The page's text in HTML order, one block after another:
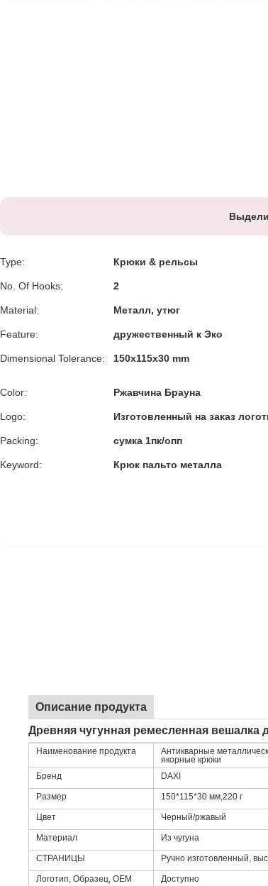
Type: Крюки & рельсы
No. Of Hooks: 2
Material: Металл, утюг
Feature: дружественный к Эко
Dimensional Tolerance: 150x115x30 mm
Color: Ржавчина Брауна
Logo: Изготовленный на заказ
Packing: сумка 1пк/опп
Keyword: Крюк пальто металла
Описание продукта
Древняя чугунная ремесленная
Наименование продукта
Антикварные
якорные крюки
Бренд
DAXI
Размер 150*115*30 мм,220 г
Цвет Черный/ржавый
Материал Из чугуна
СТРАНИЦЫ Ручно изготовленный,
Логотип, Образец, OEM Доступно